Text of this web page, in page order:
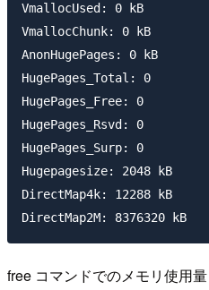
VmallocUsed: 0 kB
VmallocChunk: 0 kB
AnonHugePages: 0 kB
HugePages_Total: 0
HugePages_Free: 0
HugePages_Rsvd: 0
HugePages_Surp: 0
Hugepagesize: 2048 kB
DirectMap4k: 12288 kB
DirectMap2M: 8376320 kB
free コマンドでのメモリ使用